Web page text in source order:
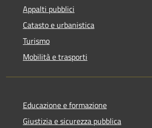
Appalti pubblici
Catasto e urbanistica
Turismo
Mobilità e trasporti
Educazione e formazione
Giustizia e sicurezza pubblica